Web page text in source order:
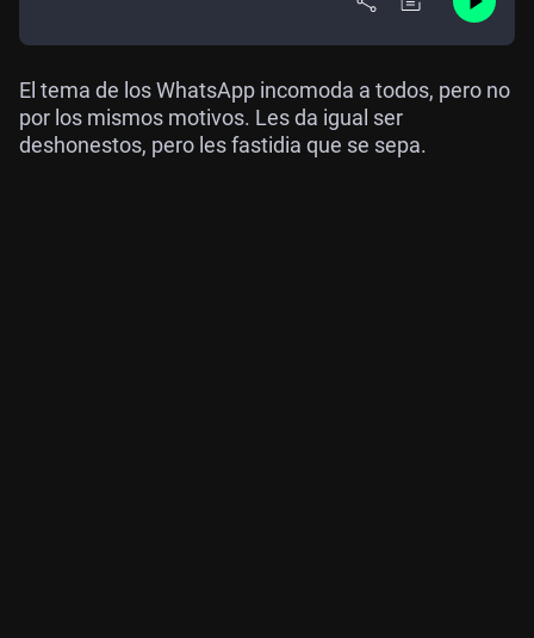
El tema de los WhatsApp incomoda a todos, pero no
por los mismos motivos. Les da igual ser
deshonestos, pero les fastidia que se sepa.